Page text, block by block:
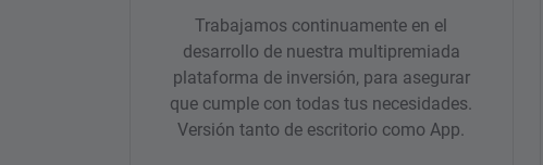
Trabajamos continuamente en el
desarrollo de nuestra multipremiada
plataforma de inversión, para asegurar
que cumple con todas tus necesidades.
Versión tanto de escritorio como App.